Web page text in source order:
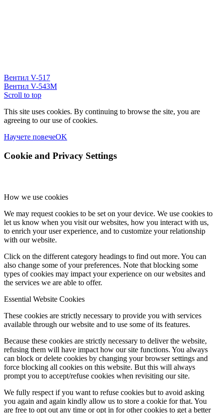
Вентил V-517
Вентил V-543M
Scroll to top
This site uses cookies. By continuing to browse the site, you are
agreeing to our use of cookies.
Научете повечеOK
Cookie and Privacy Settings
How we use cookies
We may request cookies to be set on your device. We use cookies to
let us know when you visit our websites, how you interact with us,
to enrich your user experience, and to customize your relationship
with our website.
Click on the different category headings to find out more. You can
also change some of your preferences. Note that blocking some
types of cookies may impact your experience on our websites and
the services we are able to offer.
Essential Website Cookies
These cookies are strictly necessary to provide you with services
available through our website and to use some of its features.
Because these cookies are strictly necessary to deliver the website,
refusing them will have impact how our site functions. You always
can block or delete cookies by changing your browser settings and
force blocking all cookies on this website. But this will always
prompt you to accept/refuse cookies when revisiting our site.
We fully respect if you want to refuse cookies but to avoid asking
you again and again kindly allow us to store a cookie for that. You
are free to opt out any time or opt in for other cookies to get a better